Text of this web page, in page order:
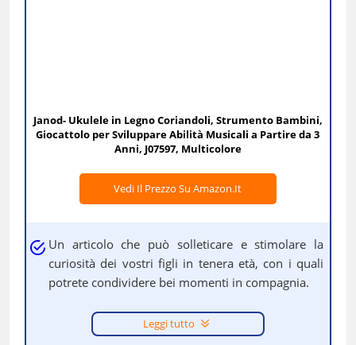
Janod- Ukulele in Legno Coriandoli, Strumento Bambini,
Giocattolo per Sviluppare Abilità Musicali a Partire da 3
Anni, J07597, Multicolore
Vedi Il Prezzo Su Amazon.it
Un articolo che può solleticare e stimolare la
curiosità dei vostri figli in tenera età, con i quali
potrete condividere bei momenti in compagnia.
Leggi tutto